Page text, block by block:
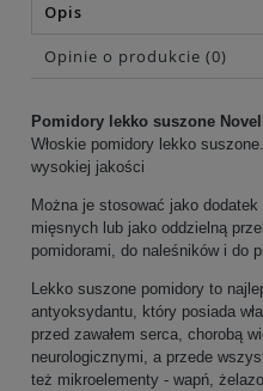
Opis
Opinie o produkcie (0)
Pomidory lekko suszone
Włoskie pomidory lekko
wysokiej jakości
Można je stosować jako
mięsnych lub jako oddzielną
pomidorami, do naleśników i do
Lekko suszone pomidory to
antyoksydantu, który posiada
przed zawałem serca, chorobą
neurologicznymi, a przede
też mikroelementy - wapń,